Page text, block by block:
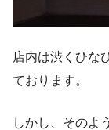
店内は渋くひな
ております。
しかし、そのよ